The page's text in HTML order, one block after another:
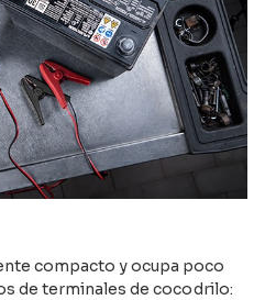
compacto y ocupa poco
de terminales de cocodrilo: